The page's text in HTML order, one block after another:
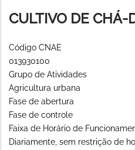
de
CULTIVO DE CHÁ-
Código CNAE
013930100
Grupo de Atividades
Agricultura urbana
Fase de abertura
Fase de controle
Faixa de Horário de
Diariamente, sem restrição de